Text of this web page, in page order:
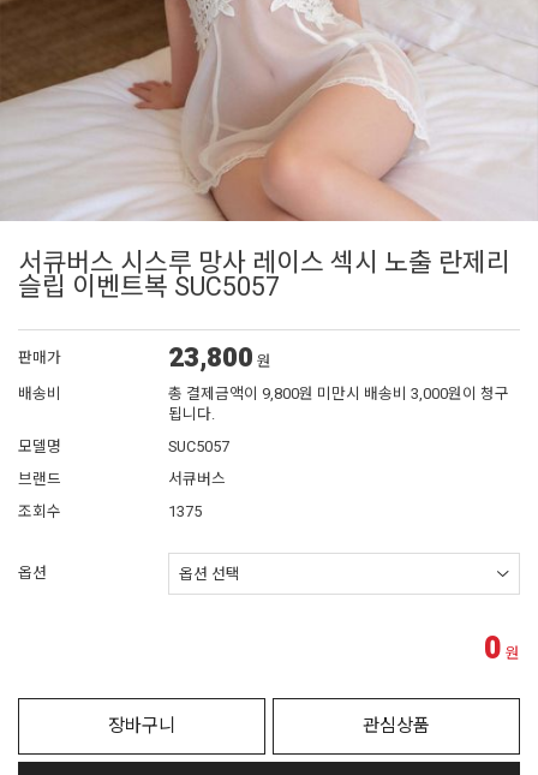
서큐버스 시스루 망사 레이스 섹시 노출 란제리
슬립 이벤트복 SUC5057
판매가 23,800 원
배송비
총 결제금액이 9,800원 미만시 배송비 3,000원이 청구
됩니다.
모델명
SUC5057
브랜드
서큐버스
조회수
1375
옵션
0 원
장바구니 관심상품